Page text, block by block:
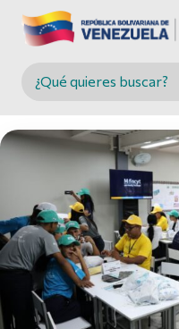
Buscar en MINCYT